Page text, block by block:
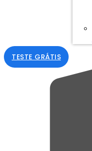
TESTE GRÁTIS